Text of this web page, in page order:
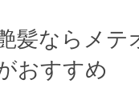
髪ならメテ
おすすめ